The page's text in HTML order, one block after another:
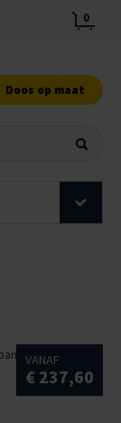
0
Doos op maat
VANAF
€ 237,60